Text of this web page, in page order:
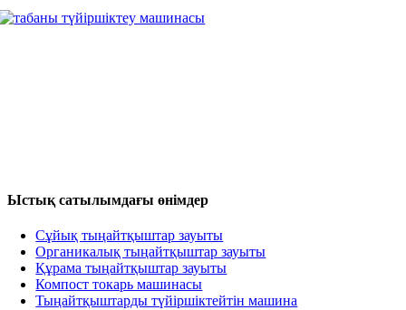
Ыстық сатылымдағы өнімдер
Сұйық тыңайтқыштар зауыты
Органикалық тыңайтқыштар зауыты
Құрама тыңайтқыштар зауыты
Компост токарь машинасы
Тыңайтқыштарды түйіршіктейтін машина